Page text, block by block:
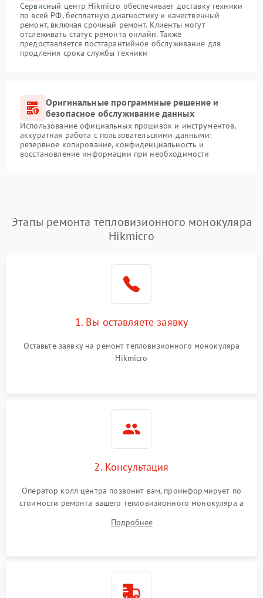
Сервисный центр Hikmicro обеспечивает доставку техники
по всей РФ, бесплатную диагностику и качественный
ремонт, включая срочный ремонт. Клиенты могут
отслеживать статус ремонта онлайн. Также
предоставляется постгарантийное обслуживание для
продления срока службы техники
Оригинальные программные решение и
безопасное обслуживание данных
Использование официальных прошивок и инструментов,
аккуратная работа с пользовательскими данными:
резервное копирование, конфиденциальность и
восстановление информации при необходимости
Этапы ремонта тепловизионного монокуляра
Hikmicro
1. Вы оставляете заявку
Оставьте заявку на ремонт тепловизионного монокуляра
Hikmicro
2. Консультация
Оператор колл центра позвонит вам, проинформирует по
стоимости ремонта вашего тепловизионного монокуляра а
Подробнее